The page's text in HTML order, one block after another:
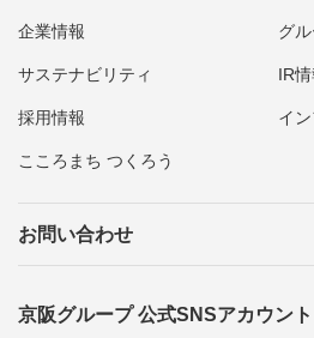
企業情報 グ
サステナビリティ IR
採用情報 イ
こころまち つくろう
お問い合わせ
京阪グループ 公式SNSアカウント